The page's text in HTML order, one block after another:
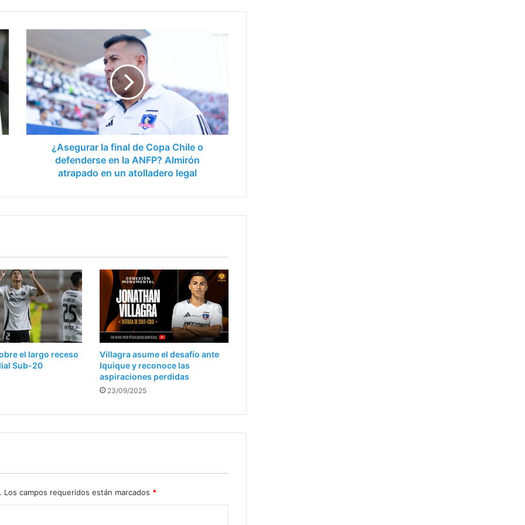
la
final
de
Copa
Chile
o
defenderse
en
en
¿Asegurar la final de Copa Chile o
defenderse en la ANFP? Almirón
atrapado en un atolladero legal
el largo receso
Sub-20
Villagra asume el desafío ante
Iquique y reconoce las
aspiraciones perdidas
23/09/2025
Los campos requeridos están marcados *